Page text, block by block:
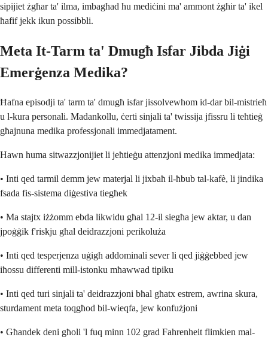
sipijiet żgħar ta' ilma, imbagħad ħu mediċini ma' ammont żgħir ta' ikel
ħafif jekk ikun possibbli.
Meta It-Tarm ta' Dmugħ Isfar Jibda Jiġi
Emerġenza Medika?
Ħafna episodji ta' tarm ta' dmugħ isfar jissolvewhom id-dar bil-mistrieħ
u l-kura personali. Madankollu, ċerti sinjali ta' twissija jfissru li teħtieġ
għajnuna medika professjonali immedjatament.
Hawn huma sitwazzjonijiet li jeħtieġu attenzjoni medika immedjata:
• Inti qed tarmil demm jew materjal li jixbaħ il-ħbub tal-kafè, li jindika
fsada fis-sistema diġestiva tiegħek
• Ma stajtx iżżomm ebda likwidu għal 12-il siegħa jew aktar, u dan
jpoġġik f'riskju għal deidrazzjoni perikoluża
• Inti qed tesperjenza uġigħ addominali sever li qed jiġġebbed jew
iħossu differenti mill-istonku mħawwad tipiku
• Inti qed turi sinjali ta' deidrazzjoni bħal għatx estrem, awrina skura,
sturdament meta toqgħod bil-wieqfa, jew konfużjoni
• Għandek deni għoli 'l fuq minn 102 grad Fahrenheit flimkien mal-